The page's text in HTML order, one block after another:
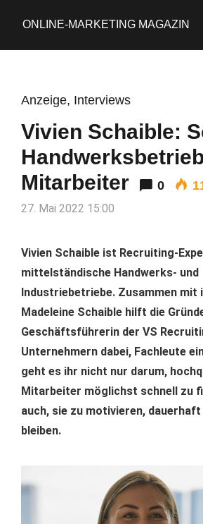
ONLINE-MARKETING MAGAZIN
Anzeige, Interviews
Vivien Schaible:
Mitarbeiter
0
27. Mai 2022 15:00
Vivien Schaible ist Recruiting-
mittelständische Handwerks- und
Industriebetriebe. Zusammen mit
Madeleine Schaible hilft die
Geschäftsführerin der VS
Unternehmern dabei, Fachleute
geht es ihr nicht nur darum,
Mitarbeiter möglichst schnell zu
auch, sie zu motivieren,
bleiben.